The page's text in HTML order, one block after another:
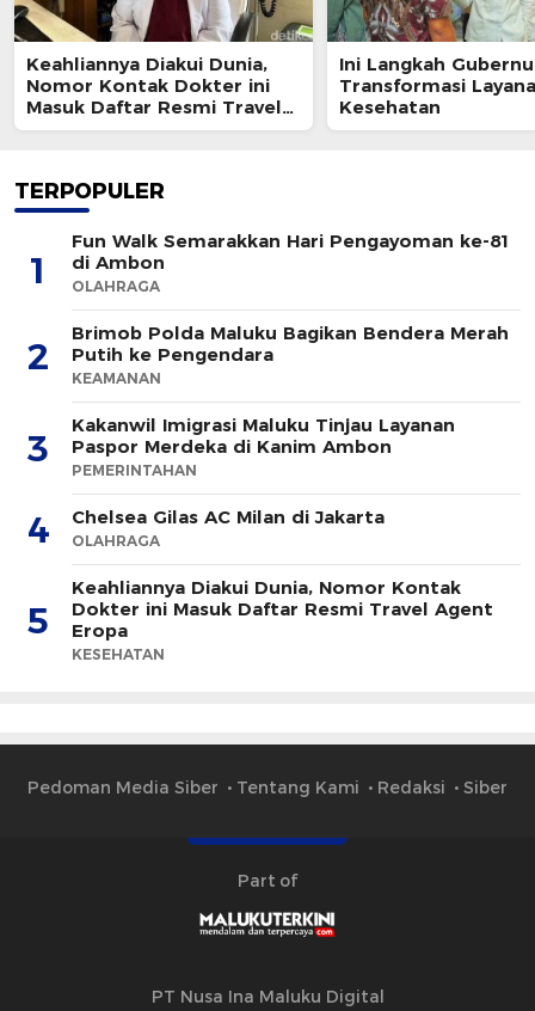
Keahliannya Diakui Dunia,
Nomor Kontak Dokter ini
Masuk Daftar Resmi Travel
Agent Eropa
Ini Langkah
Transformasi
Kesehatan
TERPOPULER
1
Fun Walk Semarakkan Hari Pengayoman ke-81
di Ambon
OLAHRAGA
2
Brimob Polda Maluku Bagikan Bendera Merah
Putih ke Pengendara
KEAMANAN
3
Kakanwil Imigrasi Maluku Tinjau Layanan
Paspor Merdeka di Kanim Ambon
PEMERINTAHAN
4 Chelsea Gilas AC Milan di Jakarta
OLAHRAGA
5
Keahliannya Diakui Dunia, Nomor Kontak
Dokter ini Masuk Daftar Resmi Travel Agent
Eropa
KESEHATAN
Pedoman Media Siber Tentang Kami Redaksi Siber
Part of
PT Nusa Ina Maluku Digital